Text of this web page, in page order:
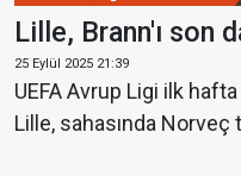
Lille, Brann'ı son
25 Eylül 2025 21:39
UEFA Avrup Ligi ilk
Lille, sahasında Norveç